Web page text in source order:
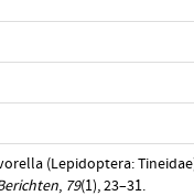
(Lepidoptera:
, 79(1), 23–31.